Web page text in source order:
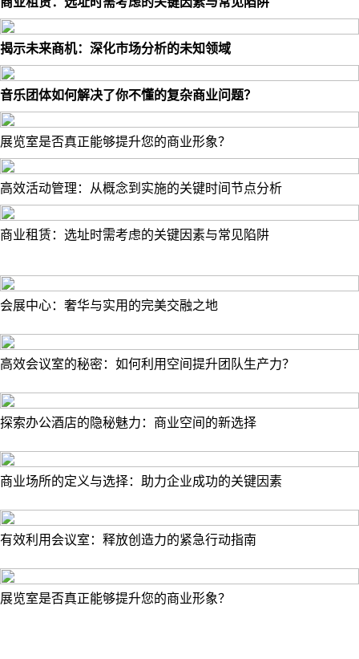
揭示未来商机：深化市场分析的未知领域
音乐团体如何解决了你不懂的复杂商业问题？
展览室是否真正能够提升您的商业形象？
高效活动管理：从概念到实施的关键时间节点分析
商业租赁：选址时需考虑的关键因素与常见陷阱
会展中心：奢华与实用的完美交融之地
高效会议室的秘密：如何利用空间提升团队生产力？
探索办公酒店的隐秘魅力：商业空间的新选择
商业场所的定义与选择：助力企业成功的关键因素
有效利用会议室：释放创造力的紧急行动指南
展览室是否真正能够提升您的商业形象？